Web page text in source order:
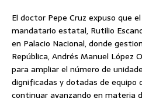
El doctor Pepe Cruz expuso que
mandatario estatal, Rutilio
en Palacio Nacional, donde
República, Andrés Manuel López
para ampliar el número de
dignificadas y dotadas de equipo
continuar avanzando en materia